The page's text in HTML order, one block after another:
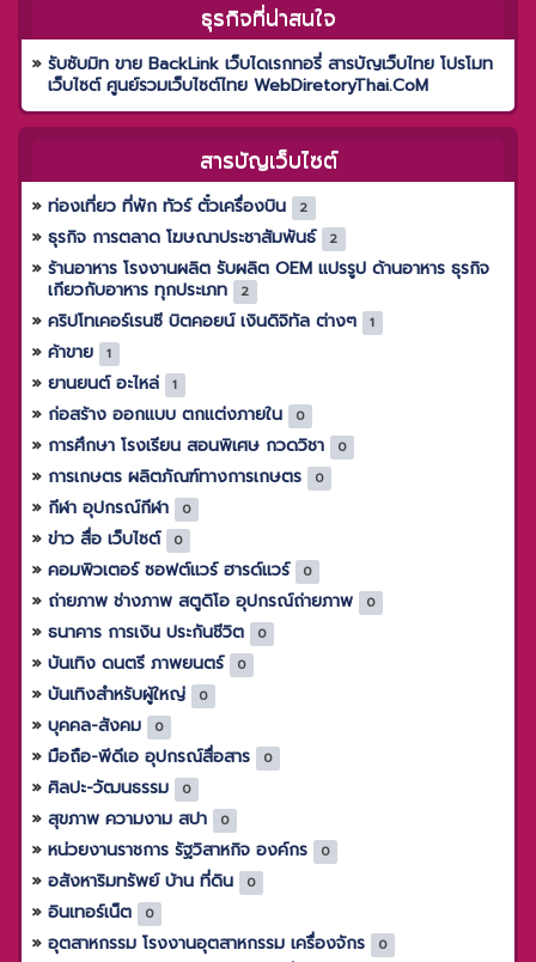
ธุรกิจที่น่าสนใจ
รับซับมิท ขาย BackLink เว็บไดเรกทอรี่ สารบัญเว็บไทย โปรโมท
เว็บไซต์ ศูนย์รวมเว็บไซต์ไทย WebDiretoryThai.CoM
สารบัญเว็บไซต์
ท่องเที่ยว ที่พัก ทัวร์ ตั๋วเครื่องบิน 2
ธุรกิจ การตลาด โฆษณาประชาสัมพันธ์ 2
ร้านอาหาร โรงงานผลิต รับผลิต OEM แปรรูป ด้านอาหาร ธุรกิจ
เกียวกับอาหาร ทุกประเภท
2
คริปโทเคอร์เรนซี บิตคอยน์ เงินดิจิทัล ต่างๆ 1
ค้าขาย 1
ยานยนต์ อะไหล่ 1
ก่อสร้าง ออกแบบ ตกแต่งภายใน 0
การศึกษา โรงเรียน สอนพิเศษ กวดวิชา 0
การเกษตร ผลิตภัณฑ์ทางการเกษตร 0
กีฬา อุปกรณ์กีฬา 0
ข่าว สื่อ เว็บไซต์ 0
คอมพิวเตอร์ ซอฟต์แวร์ ฮารด์แวร์ 0
ถ่ายภาพ ช่างภาพ สตูดิโอ อุปกรณ์ถ่ายภาพ 0
ธนาคาร การเงิน ประกันชีวิต 0
บันเทิง ดนตรี ภาพยนตร์ 0
บันเทิงสำหรับผู้ใหญ่ 0
บุคคล-สังคม 0
มือถือ-พีดีเอ อุปกรณ์สื่อสาร 0
ศิลปะ-วัฒนธรรม 0
สุขภาพ ความงาม สปา 0
หน่วยงานราชการ รัฐวิสาหกิจ องค์กร 0
อสังหาริมทรัพย์ บ้าน ที่ดิน 0
อินเทอร์เน็ต 0
อุตสาหกรรม โรงงานอุตสาหกรรม เครื่องจักร 0